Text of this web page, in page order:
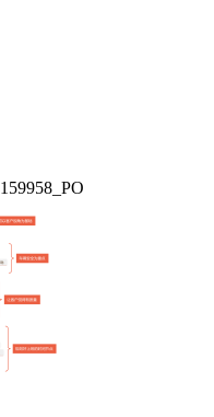
159958_PO